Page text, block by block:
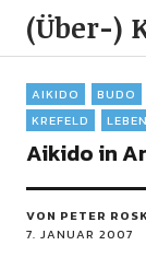
(Über-)
AIKIDO BUDO
KREFELD
Aikido in
VON PETER
7. JANUAR 2007